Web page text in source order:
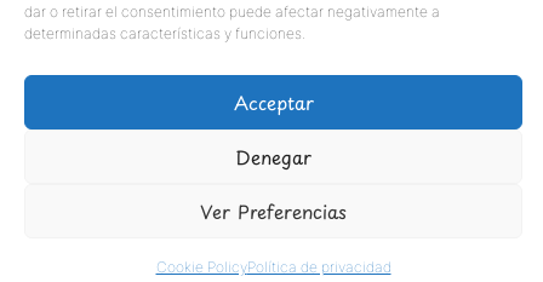
dar o retirar el consentimiento puede afectar negativamente a
determinadas características y funciones.
Acceptar
Denegar
Ver Preferencias
Cookie PolicyPolítica de privacidad